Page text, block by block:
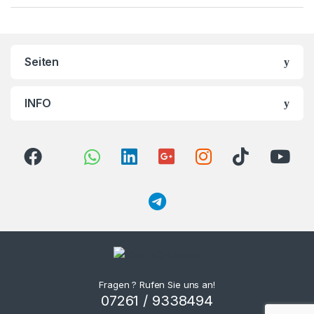
Seiten
INFO
Fragen ? Rufen Sie uns an!
07261 / 9338494